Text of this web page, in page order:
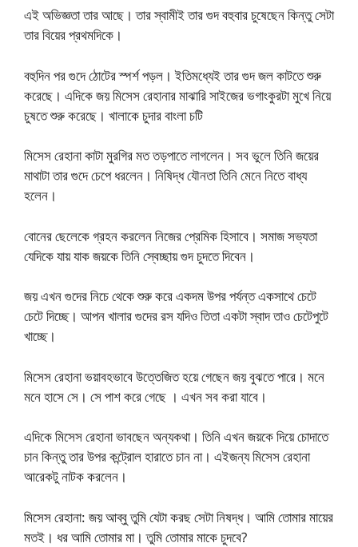
এই অভিজ্ঞতা তার আছে। তার স্বামীই তার গুদ বহুবার চুষেছেন কিন্তু সেটা
তার বিয়ের প্রথমদিকে।
বহুদিন পর গুদে ঠোটের স্পর্শ পড়ল। ইতিমধ্যেই তার গুদ জল কাটতে শুরু
করেছে। এদিকে জয় মিসেস রেহানার মাঝারি সাইজের ভগাংকুরটা মুখে নিয়ে
চুষতে শুরু করেছে। খালাকে চুদার বাংলা চটি
মিসেস রেহানা কাটা মুরগির মত তড়পাতে লাগলেন। সব ভুলে তিনি জয়ের
মাথাটা তার গুদে চেপে ধরলেন। নিষিদ্ধ যৌনতা তিনি মেনে নিতে বাধ্য
হলেন।
বোনের ছেলেকে গ্রহন করলেন নিজের প্রেমিক হিসাবে। সমাজ সভ্যতা
যেদিকে যায় যাক জয়কে তিনি স্বেচ্ছায় গুদ চুদতে দিবেন।
জয় এখন গুদের নিচে থেকে শুরু করে একদম উপর পর্যন্ত একসাথে চেটে
চেটে দিচ্ছে। আপন খালার গুদের রস যদিও তিতা একটা স্বাদ তাও চেটেপুটে
খাচ্ছে।
মিসেস রেহানা ভয়াবহভাবে উত্তেজিত হয়ে গেছেন জয় বুঝতে পারে। মনে
মনে হাসে সে। সে পাশ করে গেছে । এখন সব করা যাবে।
এদিকে মিসেস রেহানা ভাবছেন অন্যকথা। তিনি এখন জয়কে দিয়ে চোদাতে
চান কিন্তু তার উপর কন্ট্রোল হারাতে চান না। এইজন্য মিসেস রেহানা
আরেকটু নাটক করলেন।
মিসেস রেহানা: জয় আব্বু তুমি যেটা করছ সেটা নিষদ্ধ। আমি তোমার মায়ের
মতই। ধর আমি তোমার মা। তুমি তোমার মাকে চুদবে?